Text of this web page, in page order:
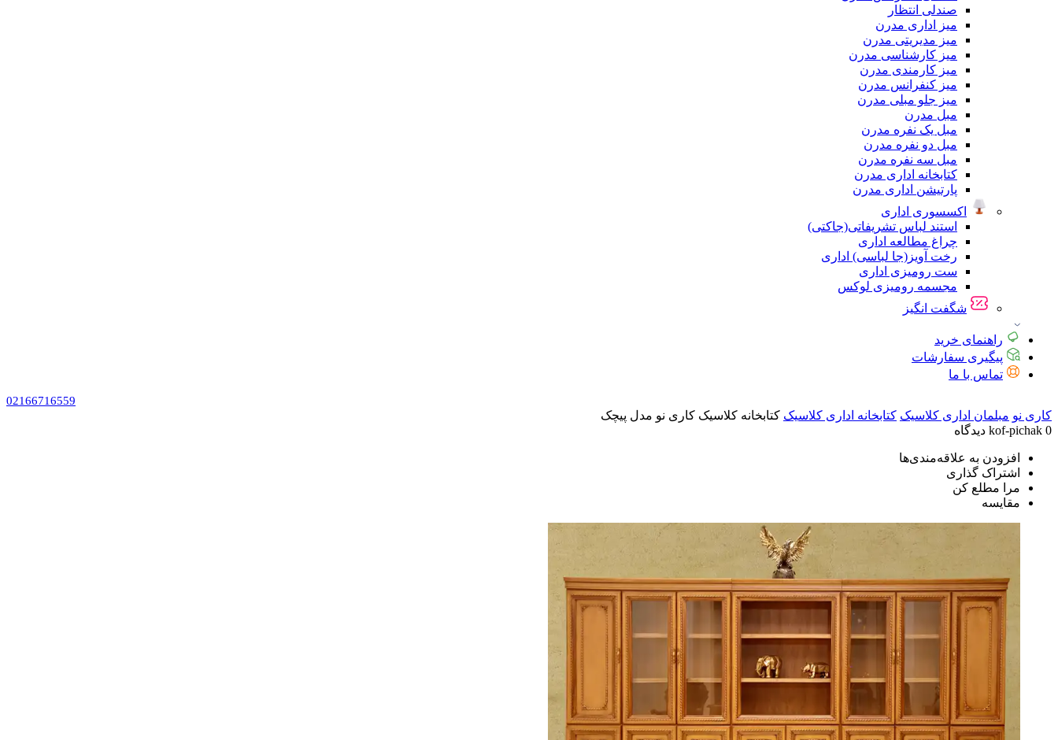
صندلی انتظار
میز اداری مدرن
میز مدیریتی مدرن
میز کارشناسی مدرن
میز کارمندی مدرن
میز کنفرانس مدرن
میز جلو مبلی مدرن
مبل مدرن
مبل یک نفره مدرن
مبل دو نفره مدرن
مبل سه نفره مدرن
کتابخانه اداری مدرن
پارتیشن اداری مدرن
اکسسوری اداری
استند لباس تشریفاتی(جاکتی)
چراغ مطالعه اداری
رخت آویز(جا لباسی) اداری
ست رومیزی اداری
مجسمه رومیزی لوکس
شگفت انگیز
راهنمای خرید
پیگیری سفارشات
تماس با ما
02166716559
کاری نو مبلمان اداری کلاسیک کتابخانه اداری کلاسیک کتابخانه کلاسیک کاری نو مدل پیچک
kof-pichak 0 دیدگاه
افزودن به علاقه‌مندی‌ها
اشتراک گذاری
مرا مطلع کن
مقایسه